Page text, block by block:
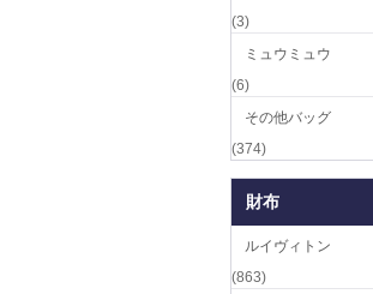
(3)
ミュウミュウ
(6)
その他バッグ
(374)
財布
ルイヴィトン
(863)